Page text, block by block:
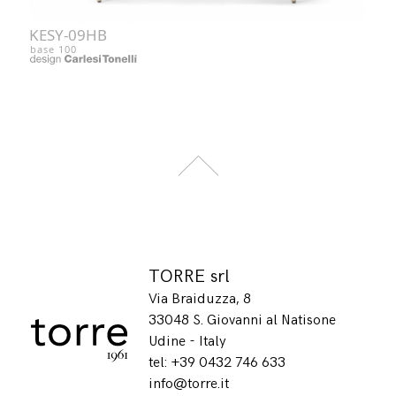
KESY-09HB
base 100
TORRE srl
Via Braiduzza, 8
33048 S. Giovanni al Natisone
Udine - Italy
tel: +39 0432 746 633
info@torre.it